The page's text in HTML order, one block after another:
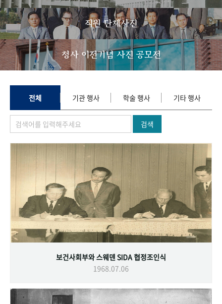
기록물 아카이브
사진 아카이브 문서 기록물 행정박물 영상 기록물
50+1 주년 기념
성과 50선 숫자로 보는 50년
세계와 함께 한 KIHASA
VR 역사관
직원 단체사진
청사 이전기념 사진 공모전
전체 기관 행사 학술 행사 기타 행사
검색
보건사회부와 스웨덴 SIDA 협정조인식
1968.07.06